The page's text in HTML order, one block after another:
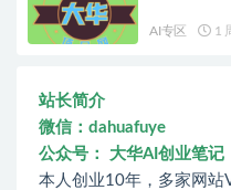
AI专区 1
站长简介
微信：dahuafuye
公众号： 大华AI创业笔记
本人创业10年，多家网站